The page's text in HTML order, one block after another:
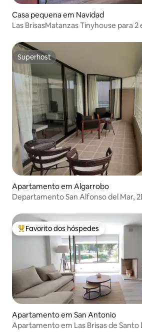
Casa pequena em Navidad
Las BrisasMatanzas Tinyhouse para 2 e o seu animal de
Superhost
Superhost
Apartamento em Algarrobo
Departamento San Alfonso del Mar,
Favoritos dos hóspedes mais
Favorito dos hóspedes
Apartamento em San Antonio
Apartamento em Las Brisas de Santo